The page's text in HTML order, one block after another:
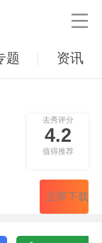

题 资讯
去秀评分
4.2
值得推荐
立即下载